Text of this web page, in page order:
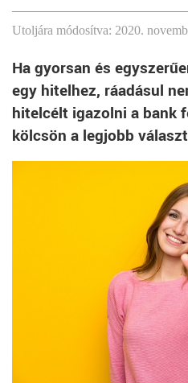
Utoljára módosítva: 2020.
Ha gyorsan és
egy hitelhez, ráadásul
hitelcélt igazolni a bank
kölcsön a legjobb